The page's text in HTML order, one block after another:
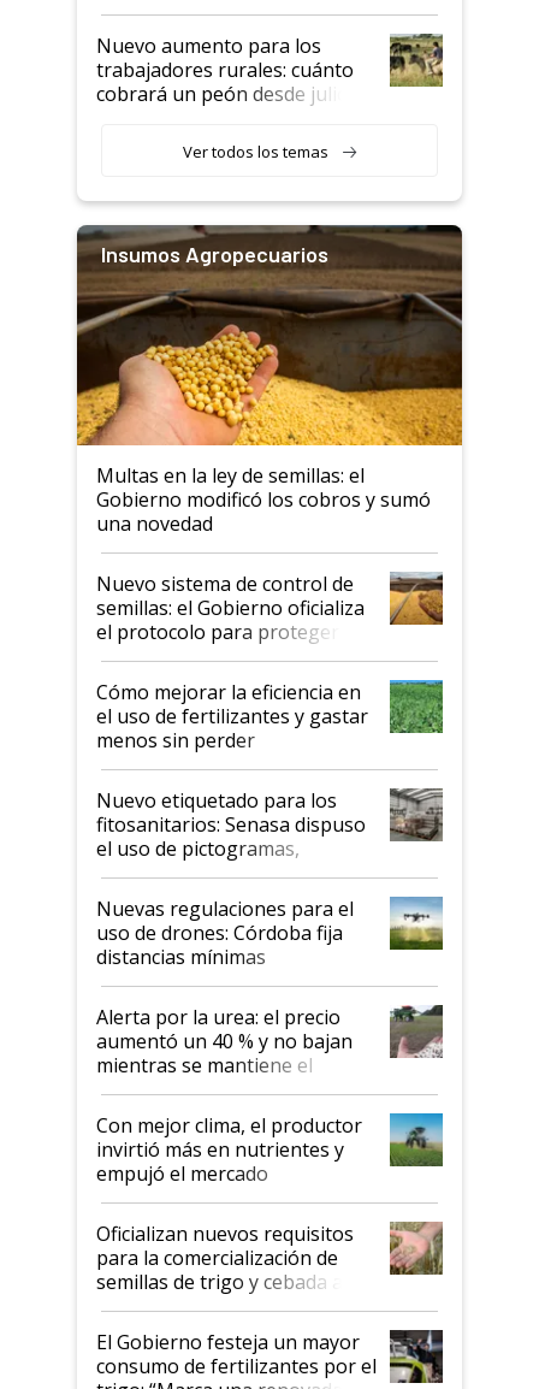
Nuevo aumento para los
trabajadores rurales: cuánto
cobrará un peón desde julio
Ver todos los temas
Insumos Agropecuarios
Multas en la ley de semillas: el
Gobierno modificó los cobros y sumó
una novedad
Nuevo sistema de control de
semillas: el Gobierno oficializa
el protocolo para proteger la
propiedad intelectual
Cómo mejorar la eficiencia en
el uso de fertilizantes y gastar
menos sin perder
productividad en la campaña
fina
Nuevo etiquetado para los
fitosanitarios: Senasa dispuso
el uso de pictogramas,
palabras de advertencia e
indicaciones
Nuevas regulaciones para el
uso de drones: Córdoba fija
distancias mínimas
Alerta por la urea: el precio
aumentó un 40 % y no bajan
mientras se mantiene el
conflicto en Medio Oriente
Con mejor clima, el productor
invirtió más en nutrientes y
empujó el mercado
Oficializan nuevos requisitos
para la comercialización de
semillas de trigo y cebada a
granel
El Gobierno festeja un mayor
consumo de fertilizantes por el